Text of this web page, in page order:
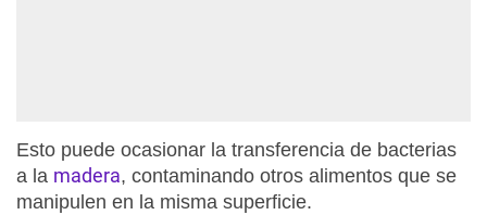
Esto puede ocasionar la transferencia de bacterias
a la madera, contaminando otros alimentos que se
manipulen en la misma superficie.